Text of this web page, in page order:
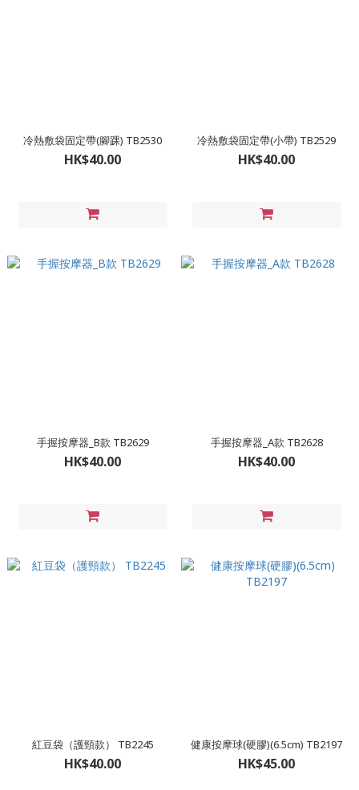
冷熱敷袋固定帶(腳踝) TB2530
HK$40.00
冷熱敷袋固定帶(小帶) TB2529
HK$40.00
手握按摩器_B款 TB2629
HK$40.00
手握按摩器_A款 TB2628
HK$40.00
紅豆袋（護頸款） TB2245
HK$40.00
健康按摩球(硬膠)(6.5cm) TB2197
HK$45.00